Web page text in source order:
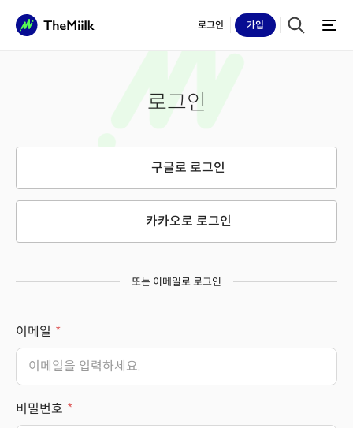
로그인 가입
로그인
구글로 로그인
카카오로 로그인
또는 이메일로 로그인
이메일
비밀번호